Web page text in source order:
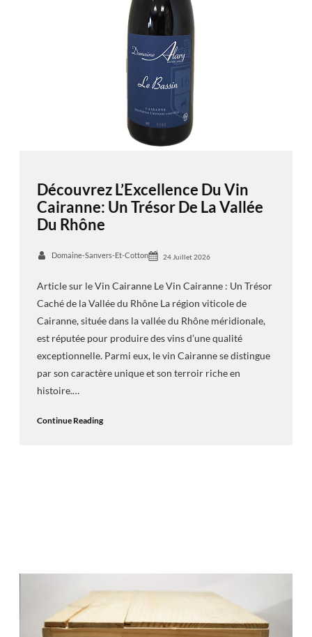
Découvrez L’Excellence Du Vin
Cairanne: Un Trésor De La Vallée
Du Rhône
Domaine-Sanvers-Et-Cotton 24 Juillet 2026
Article sur le Vin Cairanne Le Vin Cairanne : Un Trésor
Caché de la Vallée du Rhône La région viticole de
Cairanne, située dans la vallée du Rhône méridionale,
est réputée pour produire des vins d’une qualité
exceptionnelle. Parmi eux, le vin Cairanne se distingue
par son caractère unique et son terroir riche en
histoire.…
Continue Reading